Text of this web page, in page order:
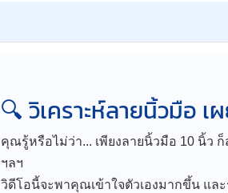
🔍 วิเคราะห์ลายนิ้วมือ
คุณรู้หรือไม่ว่า... เพียงลายนิ้วมือ 10 นิ้ว
ฯลฯ
วิดีโอนี้จะพาคุณเข้าใจตัวเองมากขึ้น แล